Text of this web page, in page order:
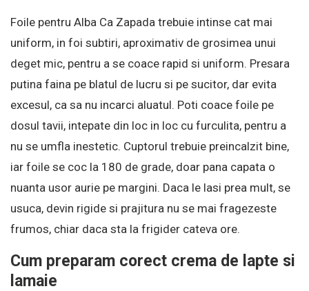
Foile pentru Alba Ca Zapada trebuie intinse cat mai
uniform, in foi subtiri, aproximativ de grosimea unui
deget mic, pentru a se coace rapid si uniform. Presara
putina faina pe blatul de lucru si pe sucitor, dar evita
excesul, ca sa nu incarci aluatul. Poti coace foile pe
dosul tavii, intepate din loc in loc cu furculita, pentru a
nu se umfla inestetic. Cuptorul trebuie preincalzit bine,
iar foile se coc la 180 de grade, doar pana capata o
nuanta usor aurie pe margini. Daca le lasi prea mult, se
usuca, devin rigide si prajitura nu se mai fragezeste
frumos, chiar daca sta la frigider cateva ore.
Cum preparam corect crema de lapte si
lamaie